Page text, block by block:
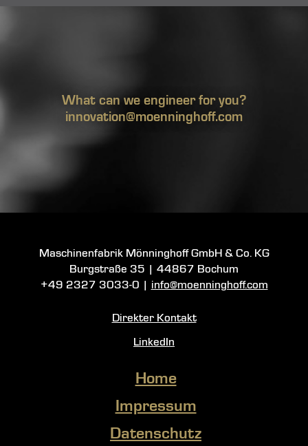
What can we engineer for you?
innovation@moenninghoff.com
Maschinenfabrik Mönninghoff GmbH & Co. KG
Burgstraße 35
44867 Bochum
+49 2327 3033-0
info@moenninghoff.com
Direkter Kontakt
LinkedIn
Home
Impressum
Datenschutz